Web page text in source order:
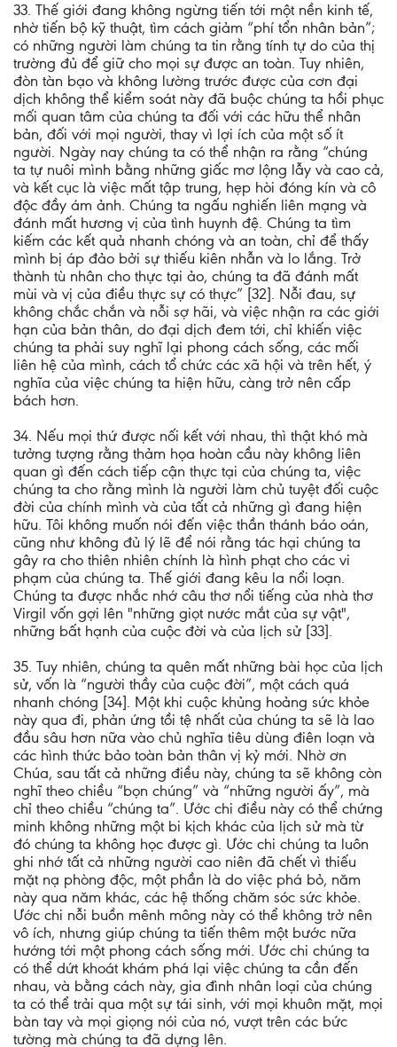
33. Thế giới đang không ngừng tiến tới một nền kinh tế,
nhờ tiến bộ kỹ thuật, tìm cách giảm “phí tổn nhân bản”;
có những người làm chúng ta tin rằng tính tự do của thị
trường đủ để giữ cho mọi sự được an toàn. Tuy nhiên,
đòn tàn bạo và không lường trước được của cơn đại
dịch không thể kiểm soát này đã buộc chúng ta hồi phục
mối quan tâm của chúng ta đối với các hữu thể nhân
bản, đối với mọi người, thay vì lợi ích của một số ít
người. Ngày nay chúng ta có thể nhận ra rằng “chúng
ta tự nuôi mình bằng những giấc mơ lộng lẫy và cao cả,
và kết cục là việc mất tập trung, hẹp hòi đóng kín và cô
độc đầy ám ảnh. Chúng ta ngấu nghiến liên mạng và
đánh mất hương vị của tình huynh đệ. Chúng ta tìm
kiếm các kết quả nhanh chóng và an toàn, chỉ để thấy
mình bị áp đảo bởi sự thiếu kiên nhẫn và lo lắng. Trở
thành tù nhân cho thực tại ảo, chúng ta đã đánh mất
mùi và vị của điều thực sự có thực” [32]. Nỗi đau, sự
không chắc chắn và nỗi sợ hãi, và việc nhận ra các giới
hạn của bản thân, do đại dịch đem tới, chỉ khiến việc
chúng ta phải suy nghĩ lại phong cách sống, các mối
liên hệ của mình, cách tổ chức các xã hội và trên hết, ý
nghĩa của việc chúng ta hiện hữu, càng trở nên cấp
bách hơn.
34. Nếu mọi thứ được nối kết với nhau, thì thật khó mà
tưởng tượng rằng thảm họa hoàn cầu này không liên
quan gì đến cách tiếp cận thực tại của chúng ta, việc
chúng ta cho rằng mình là người làm chủ tuyệt đối cuộc
đời của chính mình và của tất cả những gì đang hiện
hữu. Tôi không muốn nói đến việc thần thánh báo oán,
cũng như không đủ lý lẽ để nói rằng tác hại chúng ta
gây ra cho thiên nhiên chính là hình phạt cho các vi
phạm của chúng ta. Thế giới đang kêu la nổi loạn.
Chúng ta được nhắc nhớ câu thơ nổi tiếng của nhà thơ
Virgil vốn gợi lên "những giọt nước mắt của sự vật",
những bất hạnh của cuộc đời và của lịch sử [33].
35. Tuy nhiên, chúng ta quên mất những bài học của lịch
sử, vốn là “người thầy của cuộc đời”, một cách quá
nhanh chóng [34]. Một khi cuộc khủng hoảng sức khỏe
này qua đi, phản ứng tồi tệ nhất của chúng ta sẽ là lao
đầu sâu hơn nữa vào chủ nghĩa tiêu dùng điên loạn và
các hình thức bảo toàn bản thân vị kỷ mới. Nhờ ơn
Chúa, sau tất cả những điều này, chúng ta sẽ không còn
nghĩ theo chiều “bọn chúng” và “những người ấy”, mà
chỉ theo chiều “chúng ta”. Ước chi điều này có thể chứng
minh không những một bi kịch khác của lịch sử mà từ
đó chúng ta không học được gì. Ước chi chúng ta luôn
ghi nhớ tất cả những người cao niên đã chết vì thiếu
mặt nạ phòng độc, một phần là do việc phá bỏ, năm
này qua năm khác, các hệ thống chăm sóc sức khỏe.
Ước chi nỗi buồn mênh mông này có thể không trở nên
vô ích, nhưng giúp chúng ta tiến thêm một bước nữa
hướng tới một phong cách sống mới. Ước chi chúng ta
có thể dứt khoát khám phá lại việc chúng ta cần đến
nhau, và bằng cách này, gia đình nhân loại của chúng
ta có thể trải qua một sự tái sinh, với mọi khuôn mặt, mọi
bàn tay và mọi giọng nói của nó, vượt trên các bức
tường mà chúng ta đã dựng lên.